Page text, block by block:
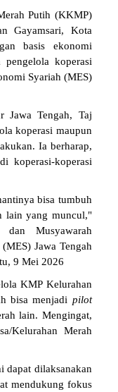
Putih (KKMP)
Gayamsari, Kota
basis ekonomi
koperasi
Syariah (MES)
Jawa Tengah, Taj
koperasi maupun
Ia berharap,
koperasi-koperasi
bisa tumbuh
lain yang muncul,"
dan Musyawarah
Jawa Tengah
9 Mei 2026
KMP Kelurahan
bisa menjadi pilot
lain. Mengingat,
Kelurahan Merah
dapat dilaksanakan
mendukung fokus